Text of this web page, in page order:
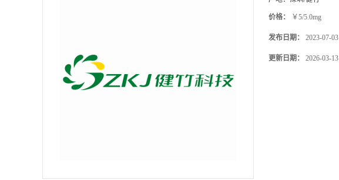
价格： ￥5/5.0mg
发布日期： 2023-07-03
更新日期： 2026-03-13